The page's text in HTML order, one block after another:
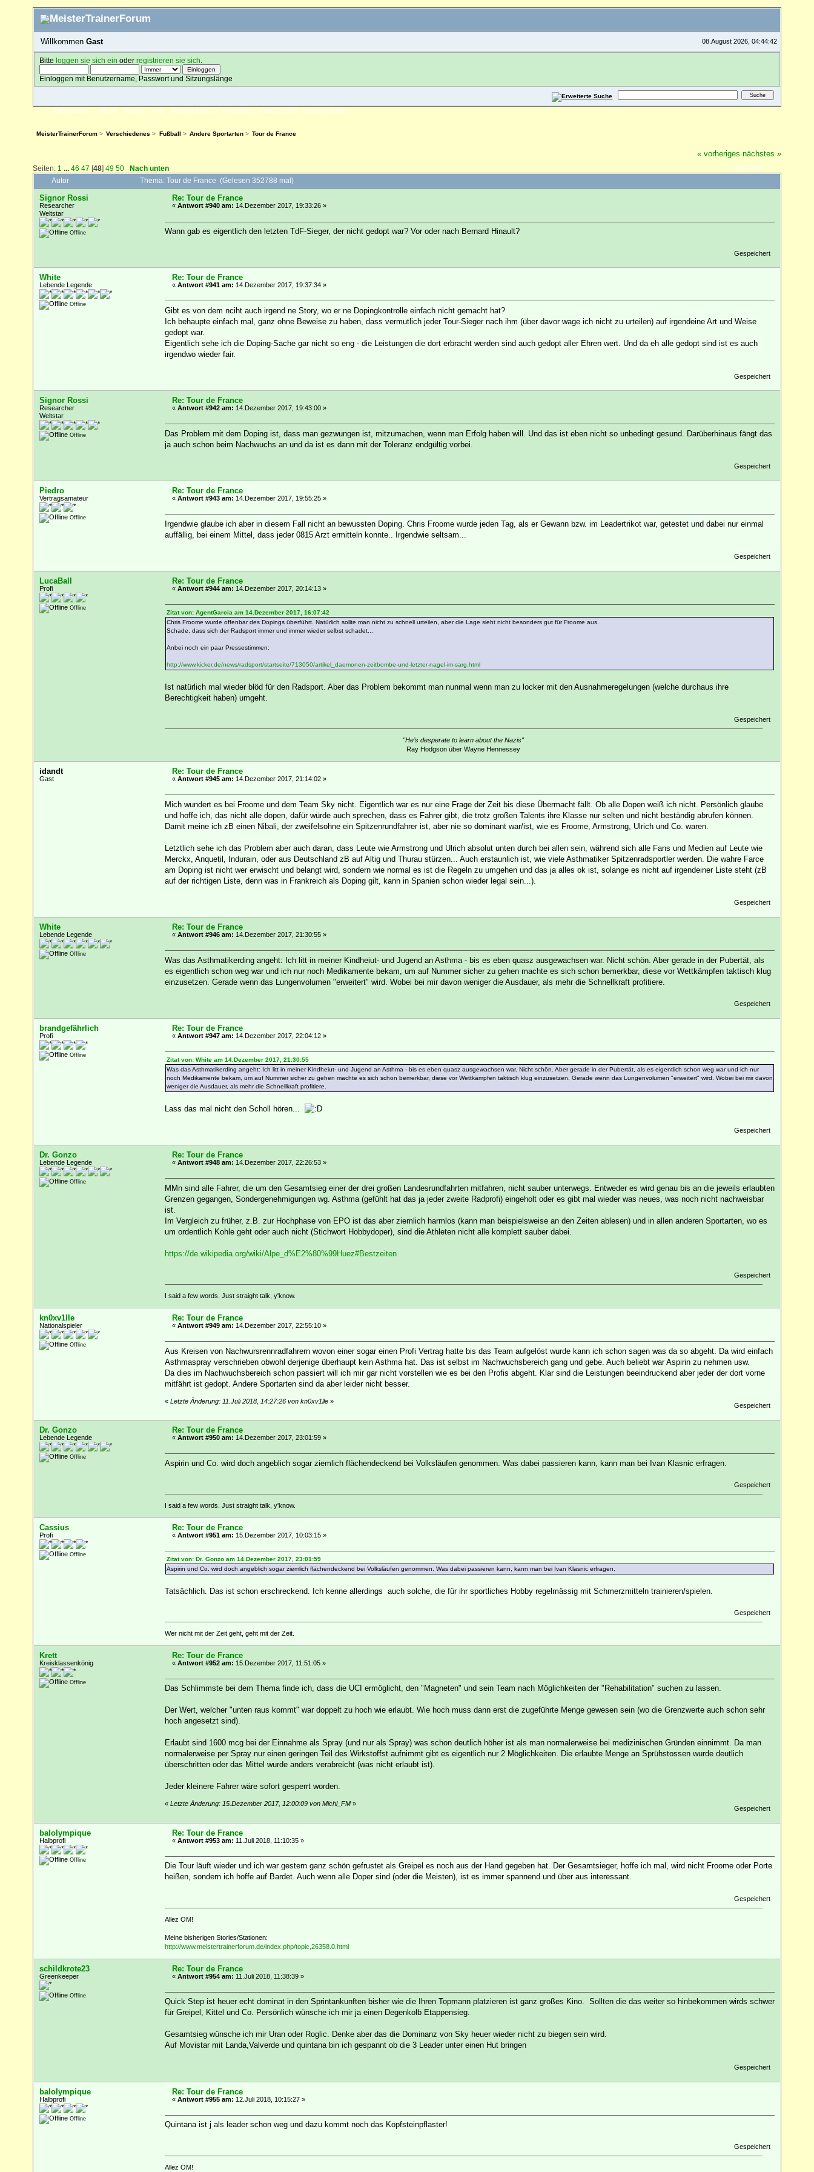
08.August 2026, 04:44:42
WillkommenGast
Bitte loggen sie sich ein oder registrieren sie sich
Einloggen mit Benutzername, Passwort und Sitzungslänge
ÜBERSICHT HILFE SUCHE FAQ FORENREGELN SPENDEN EINLOGGEN REGISTRIEREN
MeisterTrainerForum > Verschiedenes > Fußball > Andere Sportarten> Tour de France
« vorheriges nächstes »
Seiten: 1 ... 46 47 [48] 49 50 Nach unten DRUCKEN
Autor Thema: Tour de France (Gelesen 352788 mal)
Signor Rossi
Researcher
Weltstar
Offline
Re: Tour de France
« Antwort #940 am: 14.Dezember 2017, 19:33:26 »
Wann gab es eigentlich den letzten TdF-Sieger, der nicht gedopt war? Vor oder nach Bernard Hinault?
Gespeichert
White
Lebende Legende
Offline
Re: Tour de France
« Antwort #941 am: 14.Dezember 2017, 19:37:34 »
Gibt es von dem nciht auch irgend ne Story, wo er ne Dopingkontrolle einfach nicht gemacht hat?
Ich behaupte einfach mal, ganz ohne Beweise zu haben, dass vermutlich jeder Tour-Sieger nach ihm (über davor wage ich nicht zu urteilen) auf irgendeine Art und Weise
gedopt war.
Eigentlich sehe ich die Doping-Sache gar nicht so eng - die Leistungen die dort erbracht werden sind auch gedopt aller Ehren wert. Und da eh alle gedopt sind ist es auch
irgendwo wieder fair.
Gespeichert
Signor Rossi
Researcher
Weltstar
Offline
Re: Tour de France
« Antwort #942 am: 14.Dezember 2017, 19:43:00 »
Das Problem mit dem Doping ist, dass man gezwungen ist, mitzumachen, wenn man Erfolg haben will. Und das ist eben nicht so unbedingt gesund. Darüberhinaus fängt das
ja auch schon beim Nachwuchs an und da ist es dann mit der Toleranz endgültig vorbei.
Gespeichert
Piedro
Vertragsamateur
Offline
Re: Tour de France
« Antwort #943 am: 14.Dezember 2017, 19:55:25 »
Irgendwie glaube ich aber in diesem Fall nicht an bewussten Doping. Chris Froome wurde jeden Tag, als er Gewann bzw. im Leadertrikot war, getestet und dabei nur einmal
auffällig, bei einem Mittel, dass jeder 0815 Arzt ermitteln konnte.. Irgendwie seltsam...
Gespeichert
LucaBall
Profi
Offline
Re: Tour de France
« Antwort #944 am: 14.Dezember 2017, 20:14:13 »
Zitat von: AgentGarcia am 14.Dezember 2017, 16:07:42
Chris Froome wurde offenbar des Dopings überführt. Natürlich sollte man nicht zu schnell urteilen, aber die Lage sieht nicht besonders gut für Froome aus.
Schade, dass sich der Radsport immer und immer wieder selbst schadet...
Anbei noch ein paar Pressestimmen:
http://www.kicker.de/news/radsport/startseite/713050/artikel_daemonen-zeitbombe-und-letzter-nagel-im-sarg.html
Ist natürlich mal wieder blöd für den Radsport. Aber das Problem bekommt man nunmal wenn man zu locker mit den Ausnahmeregelungen (welche durchaus ihre
Berechtigkeit haben) umgeht.
Gespeichert
"He’s desperate to learn about the Nazis"
Ray Hodgson über Wayne Hennessey
idandt
Gast
Re: Tour de France
« Antwort #945 am: 14.Dezember 2017, 21:14:02 »
Mich wundert es bei Froome und dem Team Sky nicht. Eigentlich war es nur eine Frage der Zeit bis diese Übermacht fällt. Ob alle Dopen weiß ich nicht. Persönlich glaube
und hoffe ich, das nicht alle dopen, dafür würde auch sprechen, dass es Fahrer gibt, die trotz großen Talents ihre Klasse nur selten und nicht beständig abrufen können.
Damit meine ich zB einen Nibali, der zweifelsohne ein Spitzenrundfahrer ist, aber nie so dominant war/ist, wie es Froome, Armstrong, Ulrich und Co. waren.
Letztlich sehe ich das Problem aber auch daran, dass Leute wie Armstrong und Ulrich absolut unten durch bei allen sein, während sich alle Fans und Medien auf Leute wie
Merckx, Anquetil, Indurain, oder aus Deutschland zB auf Altig und Thurau stürzen... Auch erstaunlich ist, wie viele Asthmatiker Spitzenradsportler werden. Die wahre Farce
am Doping ist nicht wer erwischt und belangt wird, sondern wie normal es ist die Regeln zu umgehen und das ja alles ok ist, solange es nicht auf irgendeiner Liste steht (zB
auf der richtigen Liste, denn was in Frankreich als Doping gilt, kann in Spanien schon wieder legal sein...).
Gespeichert
White
Lebende Legende
Offline
Re: Tour de France
« Antwort #946 am: 14.Dezember 2017, 21:30:55 »
Was das Asthmatikerding angeht: Ich litt in meiner Kindheiut- und Jugend an Asthma - bis es eben quasz ausgewachsen war. Nicht schön. Aber gerade in der Pubertät, als
es eigentlich schon weg war und ich nur noch Medikamente bekam, um auf Nummer sicher zu gehen machte es sich schon bemerkbar, diese vor Wettkämpfen taktisch klug
einzusetzen. Gerade wenn das Lungenvolumen "erweitert" wird. Wobei bei mir davon weniger die Ausdauer, als mehr die Schnellkraft profitiere.
Gespeichert
brandgefährlich
Profi
Offline
Re: Tour de France
« Antwort #947 am: 14.Dezember 2017, 22:04:12 »
Zitat von: White am 14.Dezember 2017, 21:30:55
Was das Asthmatikerding angeht: Ich litt in meiner Kindheiut- und Jugend an Asthma - bis es eben quasz ausgewachsen war. Nicht schön. Aber gerade in der Pubertät, als es eigentlich schon weg war und ich nur
noch Medikamente bekam, um auf Nummer sicher zu gehen machte es sich schon bemerkbar, diese vor Wettkämpfen taktisch klug einzusetzen. Gerade wenn das Lungenvolumen "erweitert" wird. Wobei bei mir davon
weniger die Ausdauer, als mehr die Schnellkraft profitiere.
Lass das mal nicht den Scholl hören...
Gespeichert
Dr. Gonzo
Lebende Legende
Offline
Re: Tour de France
« Antwort #948 am: 14.Dezember 2017, 22:26:53 »
MMn sind alle Fahrer, die um den Gesamtsieg einer der drei großen Landesrundfahrten mitfahren, nicht sauber unterwegs. Entweder es wird genau bis an die jeweils erlaubten
Grenzen gegangen, Sondergenehmigungen wg. Asthma (gefühlt hat das ja jeder zweite Radprofi) eingeholt oder es gibt mal wieder was neues, was noch nicht nachweisbar
ist.
Im Vergleich zu früher, z.B. zur Hochphase von EPO ist das aber ziemlich harmlos (kann man beispielsweise an den Zeiten ablesen) und in allen anderen Sportarten, wo es
um ordentlich Kohle geht oder auch nicht (Stichwort Hobbydoper), sind die Athleten nicht alle komplett sauber dabei.
https://de.wikipedia.org/wiki/Alpe_d%E2%80%99Huez#Bestzeiten
Gespeichert
I said a few words. Just straight talk, y'know.
kn0xv1lle
Nationalspieler
Offline
Re: Tour de France
« Antwort #949 am: 14.Dezember 2017, 22:55:10 »
Aus Kreisen von Nachwursrennradfahrern wovon einer sogar einen Profi Vertrag hatte bis das Team aufgelöst wurde kann ich schon sagen was da so abgeht. Da wird einfach
Asthmaspray verschrieben obwohl derjenige überhaupt kein Asthma hat. Das ist selbst im Nachwuchsbereich gang und gebe. Auch beliebt war Aspirin zu nehmen usw.
Da dies im Nachwuchsbereich schon passiert will ich mir gar nicht vorstellen wie es bei den Profis abgeht. Klar sind die Leistungen beeindruckend aber jeder der dort vorne
mitfährt ist gedopt. Andere Sportarten sind da aber leider nicht besser.
« Letzte Änderung: 11.Juli 2018, 14:27:26 von kn0xv1lle»
Gespeichert
Dr. Gonzo
Lebende Legende
Offline
Re: Tour de France
« Antwort #950 am: 14.Dezember 2017, 23:01:59 »
Aspirin und Co. wird doch angeblich sogar ziemlich flächendeckend bei Volksläufen genommen. Was dabei passieren kann, kann man bei Ivan Klasnic erfragen.
Gespeichert
I said a few words. Just straight talk, y'know.
Cassius
Profi
Offline
Re: Tour de France
« Antwort #951 am: 15.Dezember 2017, 10:03:15 »
Zitat von: Dr. Gonzo am 14.Dezember 2017, 23:01:59
Aspirin und Co. wird doch angeblich sogar ziemlich flächendeckend bei Volksläufen genommen. Was dabei passieren kann, kann man bei Ivan Klasnic erfragen.
Tatsächlich. Das ist schon erschreckend. Ich kenne allerdings auch solche, die für ihr sportliches Hobby regelmässig mit Schmerzmitteln trainieren/spielen.
Gespeichert
Wer nicht mit der Zeit geht, geht mit der Zeit.
Krett
Kreisklassenkönig
Offline
Re: Tour de France
« Antwort #952 am: 15.Dezember 2017, 11:51:05 »
Das Schlimmste bei dem Thema finde ich, dass die UCI ermöglicht, den "Magneten" und sein Team nach Möglichkeiten der "Rehabilitation" suchen zu lassen.
Der Wert, welcher "unten raus kommt" war doppelt zu hoch wie erlaubt. Wie hoch muss dann erst die zugeführte Menge gewesen sein (wo die Grenzwerte auch schon sehr
hoch angesetzt sind).
Erlaubt sind 1600 mcg bei der Einnahme als Spray (und nur als Spray) was schon deutlich höher ist als man normalerweise bei medizinischen Gründen einnimmt. Da man
normalerweise per Spray nur einen geringen Teil des Wirkstoffst aufnimmt gibt es eigentlich nur 2 Möglichkeiten. Die erlaubte Menge an Sprühstossen wurde deutlich
überschritten oder das Mittel wurde anders verabreicht (was nicht erlaubt ist).
Jeder kleinere Fahrer wäre sofort gesperrt worden.
« Letzte Änderung: 15.Dezember 2017, 12:00:09 von Michl_FM»
Gespeichert
balolympique
Halbprofi
Offline
Re: Tour de France
« Antwort #953 am: 11.Juli 2018, 11:10:35 »
Die Tour läuft wieder und ich war gestern ganz schön gefrustet als Greipel es noch aus der Hand gegeben hat. Der Gesamtsieger, hoffe ich mal, wird nicht Froome oder Porte
heißen, sondern ich hoffe auf Bardet. Auch wenn alle Doper sind (oder die Meisten), ist es immer spannend und über aus interessant.
Gespeichert
Allez OM!
Meine bisherigen Stories/Stationen:
http://www.meistertrainerforum.de/index.php/topic,26358.0.html
schildkrote23
Greenkeeper
Offline
Re: Tour de France
« Antwort #954 am: 11.Juli 2018, 11:38:39 »
Quick Step ist heuer echt dominat in den Sprintankunften bisher wie die Ihren Topmann platzieren ist ganz großes Kino. Sollten die das weiter so hinbekommen wirds schwer
für Greipel, Kittel und Co. Persönlich wünsche ich mir ja einen Degenkolb Etappensieg.
Gesamtsieg wünsche ich mir Uran oder Roglic. Denke aber das die Dominanz von Sky heuer wieder nicht zu biegen sein wird.
Auf Movistar mit Landa,Valverde und quintana bin ich gespannt ob die 3 Leader unter einen Hut bringen
Gespeichert
balolympique
Halbprofi
Offline
Re: Tour de France
« Antwort #955 am: 12.Juli 2018, 10:15:27 »
Quintana ist j als leader schon weg und dazu kommt noch das Kopfsteinpflaster!
Gespeichert
Allez OM!